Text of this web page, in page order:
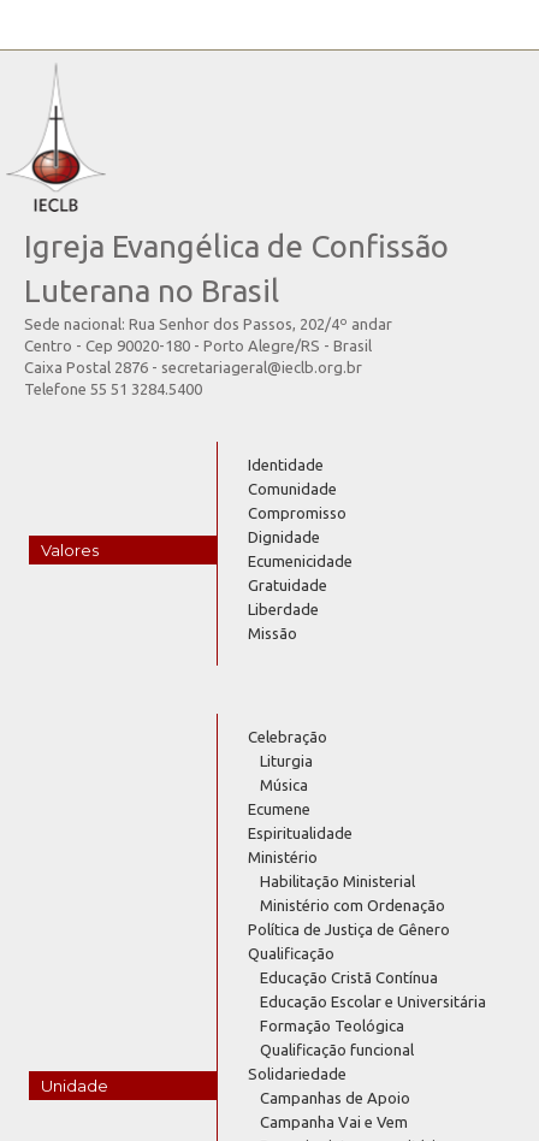
Igreja Evangélica de Confissão
Luterana no Brasil
Sede nacional: Rua Senhor dos Passos, 202/4º andar
Centro - Cep 90020-180 - Porto Alegre/RS - Brasil
Caixa Postal 2876 - secretariageral@ieclb.org.br
Telefone 55 51 3284.5400
Valores
Identidade
Comunidade
Compromisso
Dignidade
Ecumenicidade
Gratuidade
Liberdade
Missão
Unidade
Celebração
Liturgia
Música
Ecumene
Espiritualidade
Ministério
Habilitação Ministerial
Ministério com Ordenação
Política de Justiça de Gênero
Qualificação
Educação Cristã Contínua
Educação Escolar e Universitária
Formação Teológica
Qualificação funcional
Solidariedade
Campanhas de Apoio
Campanha Vai e Vem